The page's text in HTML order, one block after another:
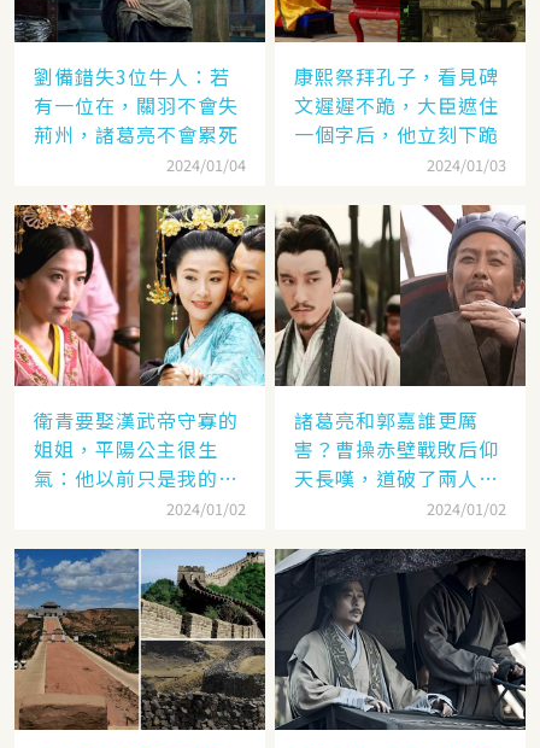
劉備錯失3位牛人：若
有一位在，關羽不會失
荊州，諸葛亮不會累死
2024/01/04
康熙祭拜孔子，看見碑
文遲遲不跪，大臣遮住
一個字后，他立刻下跪
2024/01/03
衛青要娶漢武帝守寡的
姐姐，平陽公主很生
氣：他以前只是我的奴
2024/01/02
諸葛亮和郭嘉誰更厲
害？曹操赤壁戰敗后仰
天長嘆，道破了兩人高
2024/01/02